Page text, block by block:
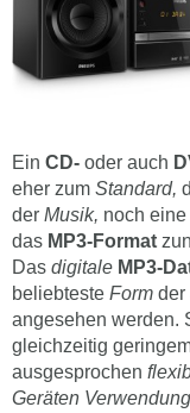
Ein CD- oder auch
eher zum Standard,
der Musik, noch
das MP3-Format
Das digitale MP3-
beliebteste Form der
angesehen werden.
gleichzeitig
ausgesprochen
Geräten Verwendung